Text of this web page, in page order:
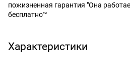
пожизненная гарантия "Она
бесплатно™
Характеристики